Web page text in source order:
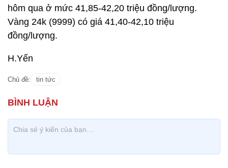
hôm qua ở mức 41,85-42,20 triệu đồng/lượng.
Vàng 24k (9999) có giá 41,40-42,10 triệu
đồng/lượng.
H.Yến
Chủ đề: tin tức